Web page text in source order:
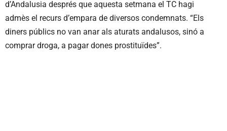
d’Andalusia després que aquesta setmana el TC hagi
admès el recurs d’empara de diversos condemnats. “Els
diners públics no van anar als aturats andalusos, sinó a
comprar droga, a pagar dones prostituïdes”.